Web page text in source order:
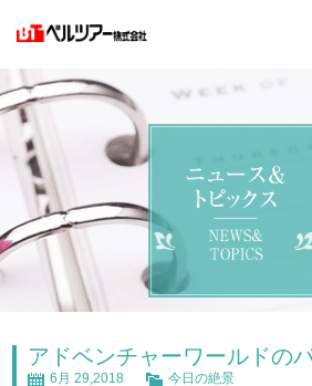
アドベンチャーワールドの
6月 29,2018 今日の絶景